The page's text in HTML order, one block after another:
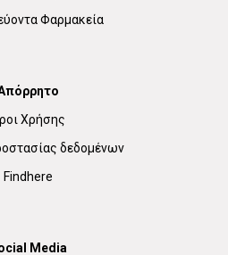
Φαρμακεία
Χρήσης
δεδομένων
Findhere
Media